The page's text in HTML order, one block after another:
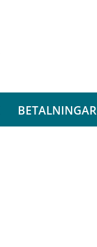
BETALNINGAR